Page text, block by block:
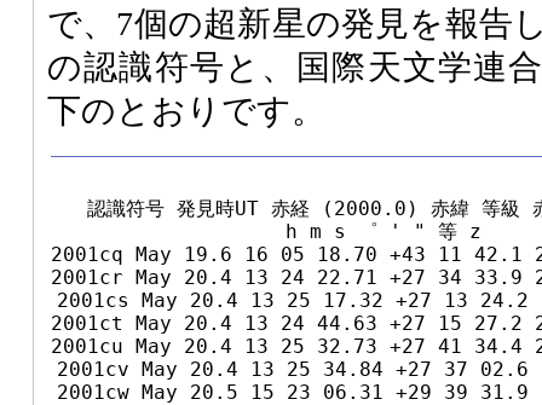
で、7個の超新星の発見を報告
の認識符号と、国際天文学連
下のとおりです。
認識符号 発見時UT 赤経 (2000.0) 赤緯 等級
h m s ゜ ' " 等 z
2001cq May 19.6 16 05 18.70 +43 11 42.1
2001cr May 20.4 13 24 22.71 +27 34
2001cs May 20.4 13 25 17.32 +27 13
2001ct May 20.4 13 24 44.63 +27 15
2001cu May 20.4 13 25 32.73 +27 41
2001cv May 20.4 13 25 34.84 +27 37
2001cw May 20.5 15 23 06.31 +29 39